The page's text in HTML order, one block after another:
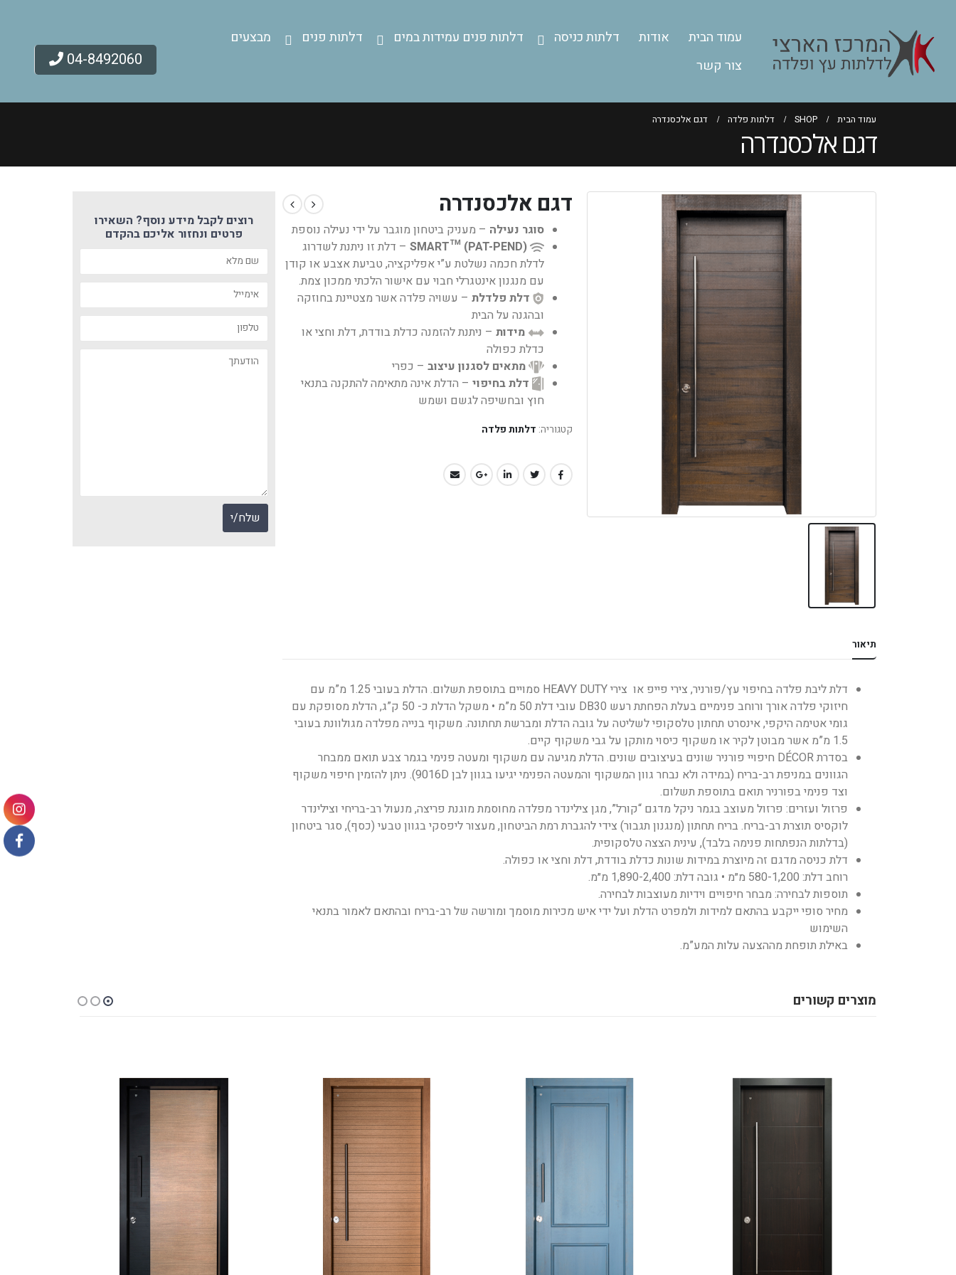
עמוד הבית אודות דלתות כניסה דלתות פנים עמידות במים דלתות פנים
מבצעים
צור קשר
04-8492060
עמוד הבית SHOP דלתות פלדה דגם אלכסנדרה
דגם אלכסנדרה
דגם אלכסנדרה
סוגר נעילה – מעניק ביטחון מוגבר על ידי נעילה נוספת
SMART™ (PAT-PEND) – דלת זו ניתנת לשדרוג
לדלת חכמה נשלטת ע”י אפליקציה, טביעת אצבע או קודן
עם מנגנון אינטגרלי חבוי עם אישור הלכתי ממכון צמת.
דלת פלדלת – עשויה פלדה אשר מצטיינת בחוזקה
ובהגנה על הבית
מידות – ניתנת להזמנה כדלת בודדת, דלת וחצי או
כדלת כפולה
מתאים לסגנון עיצוב – כפרי
דלת בחיפוי – הדלת אינה מתאימה להתקנה בתנאי
חוץ ובחשיפה לגשם ושמש
קטגוריה: דלתות פלדה
תיאור
דלת ליבת פלדה בחיפוי עץ/פורניר, צירי פייפ או צירי HEAVY DUTY סמויים בתוספת תשלום. הדלת בעובי 1.25 מ”מ עם
חיזוקי פלדה אורך ורוחב פנימיים בעלת הפחתת רעש DB30 עובי דלת 50 מ”מ • משקל הדלת כ- 50 ק”ג, הדלת מסופקת עם
גומי אטימה היקפי, אינסרט תחתון טלסקופי לשליטה על גובה הדלת ומברשת תחתונה. משקוף בנייה מפלדה מגולוונת בעובי
1.5 מ”מ אשר מבוטן לקיר או משקוף כיסוי מותקן על גבי משקוף קיים.
בסדרת DÉCOR חיפויי פורניר שונים בעיצובים שונים. הדלת מגיעה עם משקוף ומעטה פנימי בגמר צבע תואם ממבחר
הגוונים במניפת רב-בריח (במידה ולא נבחר גוון המשקוף והמעטה הפנימי יגיעו בגוון לבן 9016D). ניתן להזמין חיפוי משקוף
וצד פנימי בפורניר תואם בתוספת תשלום.
פרזול ועזרים: פרזול מעוצב בגמר ניקל מדגם “קורל”, מגן צילינדר מפלדה מחוסמת מוגנת פריצה, מנעול רב-בריחי וצילינדר
לוקסיס תוצרת רב-בריח. בריח תחתון (מנגנון תגבור) צידי להגברת רמת הביטחון, מעצור ליפסקי בגוון טבעי (כסף), סגר ביטחון
(בדלתות הנפתחות פנימה בלבד), עינית הצצה טלסקופית.
דלת כניסה מדגם זה מיוצרת במידות שונות כדלת בודדת, דלת וחצי או כפולה.
רוחב דלת: 580-1,200 מ״מ • גובה דלת: 1,890-2,400 מ״מ.
תוספות לבחירה: מבחר חיפויים וידיות מעוצבות לבחירה.
מחיר סופי ייקבע בהתאם למידות ולמפרט הדלת ועל ידי איש מכירות מוסמך ומורשה של רב-בריח ובהתאם לאמור בתנאי
השימוש
באילת תופחת מההצעה עלות המע”מ.
רוצים לקבל מידע נוסף? השאירו
פרטים ונחזור אליכם בהקדם
מוצרים קשורים